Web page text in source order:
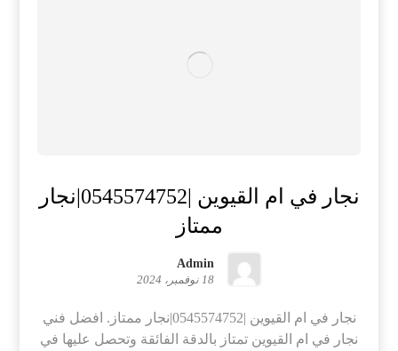
نجار في ام القيوين |0545574752|نجار
ممتاز
Admin
18 نوفمبر، 2024
نجار في ام القيوين |0545574752|نجار ممتاز. افضل فني
نجار في ام القيوين تمتاز بالدقة الفائقة وتحصل عليها في